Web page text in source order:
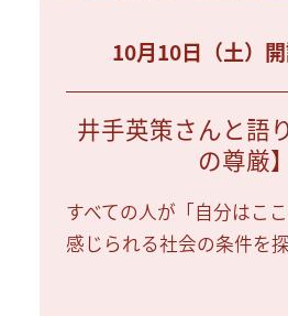
10月10日（土）
井手英策さんと語
の尊厳】
すべての人が「自分はこ
感じられる社会の条件を探